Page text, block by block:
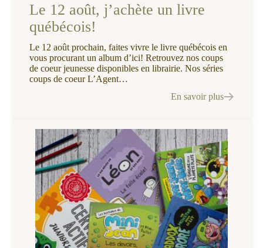
Le 12 août, j’achète un livre
québécois!
Le 12 août prochain, faites vivre le livre québécois en
vous procurant un album d’ici! Retrouvez nos coups
de coeur jeunesse disponibles en librairie. Nos séries
coups de coeur L’Agent…
En savoir plus